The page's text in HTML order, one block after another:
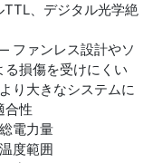
、デジタル光学絶
ファンレス設計やソ
る損傷を受けにくい
り大きなシステムに
合性
電力量
度範囲